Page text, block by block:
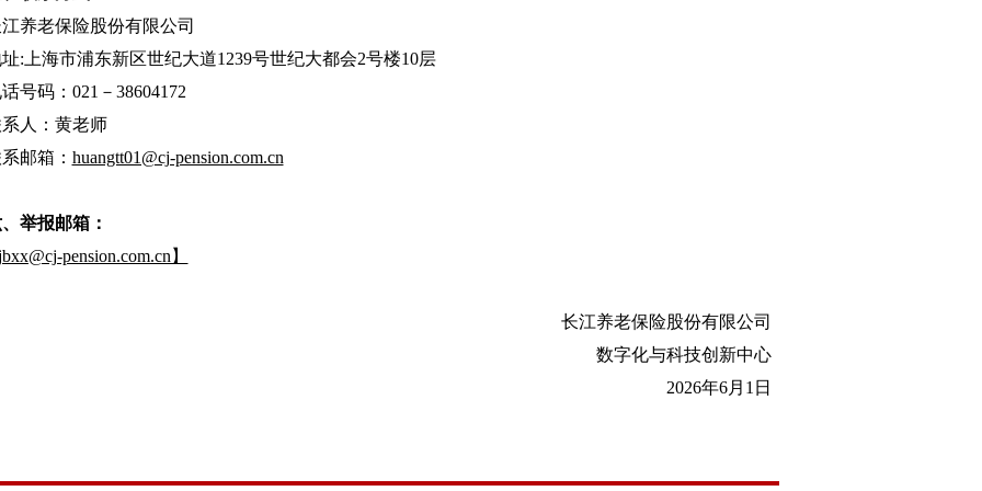
养老保险股份有限公司
:上海市浦东新区世纪大道1239号世纪大都会2号楼10层
号码：021－38604172
人：黄老师
邮箱： huangtt01@cj-pension.com.cn
举报邮箱：
jbxx@cj-pension.com.cn】
长江养老保险股份有限公司
数字化与科技创新中心
2026年6月1日